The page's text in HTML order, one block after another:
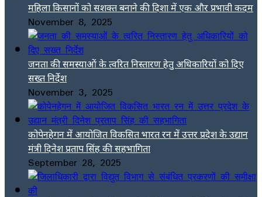
महिला किसानों को सशक्त बनाने की दिशा में एक और प्रभावी कदम
November 8, 2025
जनता की समस्याओं के त्वरित निस्तारण हेतु अधिकारियों को दिए
सख्त निर्देश
November 3, 2025
कोपेनहेगन में आयोजित विकसित भारत रन में उत्तर प्रदेश के उद्यान
मंत्री दिनेश प्रताप सिंह की सहभागिता
September 28, 2025